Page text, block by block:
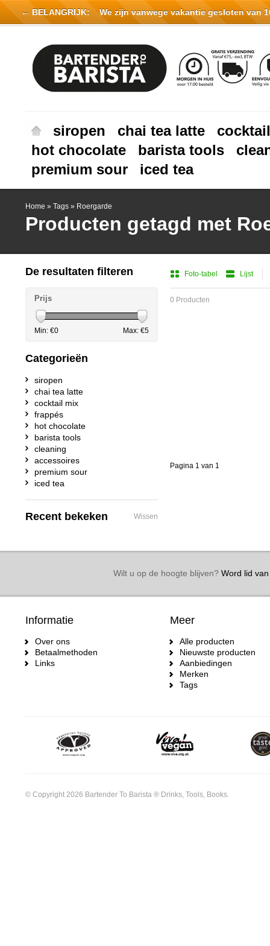
siropen chai tea latte
hot chocolate
barista tools
premium sour
iced tea
Home » Tags » Roergarde
Producten getagd met
Foto-tabel Lijst
0 Producten
Pagina 1 van 1
De resultaten filteren
Prijs
Min: €0 Max: €5
Categorieën
siropen
chai tea latte
cocktail mix
frappés
hot chocolate
barista tools
cleaning
accessoires
premium sour
iced tea
Recent bekeken Wissen
Wilt u op de hoogte blijven?Word lid van
Informatie
Over ons
Betaalmethoden
Links
Meer
Alle producten
Nieuwste producten
Aanbiedingen
Merken
Tags
© Copyright 2026 Bartender To Barista ® Drinks, Tools, Books.
← BELANGRIJK: We zijn vanwege vakantie gesloten van